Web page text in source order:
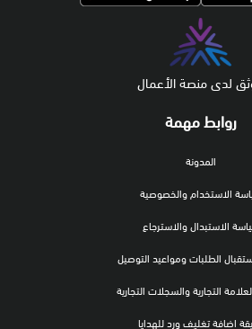
روابط مهمة
المدونة
الاستخدام والخصوصية
الاستبدال والاسترجاع
الطلبات ومواعيد التوصيل
التجارية والسجلات التجارية
اضافة تغليف ورد للهدايا
لدى منصة الأعمال